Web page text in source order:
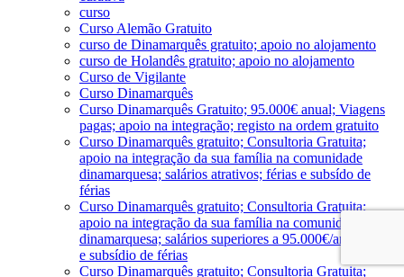
curso
Curso Alemão Gratuito
curso de Dinamarquês gratuito; apoio no alojamento
curso de Holandês gratuito; apoio no alojamento
Curso de Vigilante
Curso Dinamarquês
Curso Dinamarquês Gratuito; 95.000€ anual; Viagens
pagas; apoio na integração; registo na ordem gratuito
Curso Dinamarquês gratuito; Consultoria Gratuita;
apoio na integração da sua família na comunidade
dinamarquesa; salários atrativos; férias e subsído de
férias
Curso Dinamarquês gratuito; Consultoria Gratuita;
apoio na integração da sua família na comunidade
dinamarquesa; salários superiores a 95.000€/ano; férias
e subsídio de férias
Curso Dinamarquês gratuito; Consultoria Gratuita;